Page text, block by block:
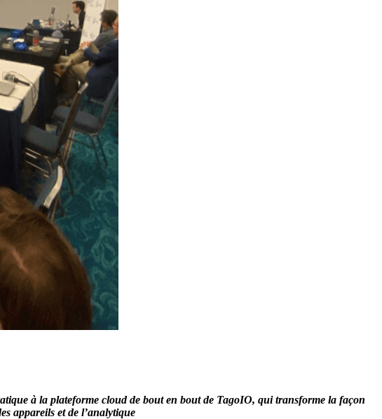
à la plateforme cloud de bout en bout de TagoIO, qui transforme la façon
appareils et de l’analytique